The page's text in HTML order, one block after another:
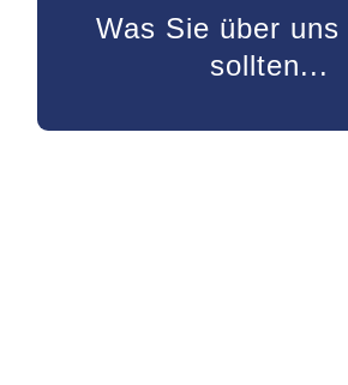
Was Sie über uns
sollten...
Familiengeführtes
Mitgliedschaft in der